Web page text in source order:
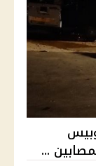
أتوبيس
...